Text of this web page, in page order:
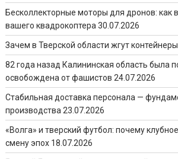
Бесколлекторные моторы для дронов: как
вашего квадрокоптера 30.07.2026
Зачем в Тверской области жгут
82 года назад Калининская область была
освобождена от фашистов 24.07.2026
Стабильная доставка персонала —
производства 23.07.2026
«Волга» и тверский футбол: почему
смену эпох 18.07.2026